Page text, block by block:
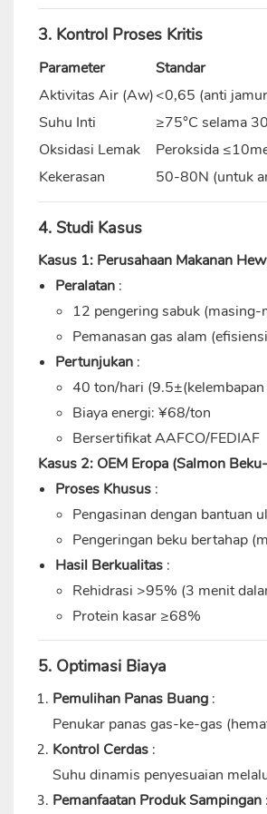
3. Kontrol Proses Kritis
Parameter Standar
Aktivitas Air (Aw)<0,65 (anti
Suhu Inti
≥75°C selama
Oksidasi Lemak
Peroksida
Kekerasan
50-80N (untuk
4. Studi Kasus
Kasus 1: Perusahaan Makanan
Peralatan :
12 pengering sabuk
Pemanasan gas alam
Pertunjukan :
40 ton/hari
Biaya energi: ¥68/ton
Bersertifikat AAFCO/FEDIAF
Kasus 2: OEM Eropa (Salmon
Proses Khusus :
Pengasinan dengan bantuan
Pengeringan beku bertahap
Hasil Berkualitas :
Rehidrasi >95% (3 menit
Protein kasar ≥68%
5. Optimasi Biaya
Pemulihan Panas Buang :
Penukar panas gas-ke-gas
Kontrol Cerdas :
Suhu dinamis penyesuaian
Pemanfaatan Produk Sampingan :